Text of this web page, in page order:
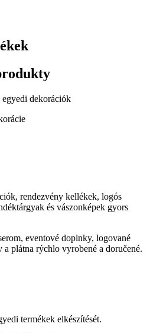
dekorációk
rendezvény kellékek, logós
és vászonképek gyors
eventové doplnky, logované
plátna rýchlo vyrobené a doručené.
termékek elkészítését.